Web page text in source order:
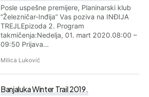
Posle uspešne premijere, Planinarski klub
“Železničar-Inđija” Vas poziva na INĐIJA
TREJLEpizoda 2. Program
takmičenja:Nedelja, 01. mart 2020.08:00 –
09:50 Prijava…
Milica Luković
Banjaluka Winter Trail 2019.